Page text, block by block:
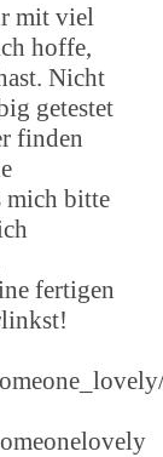
mit viel
hoffe,
Nicht
getestet
finden
mich bitte
fertigen